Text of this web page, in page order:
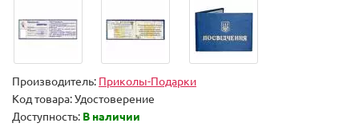
Производитель: Приколы-Подарки
Код товара:Удостоверение
Доступность: В наличии